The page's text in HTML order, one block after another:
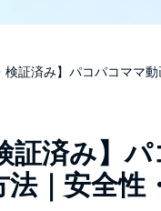
検証済み】パコパコママ
証済み】
法｜安全性